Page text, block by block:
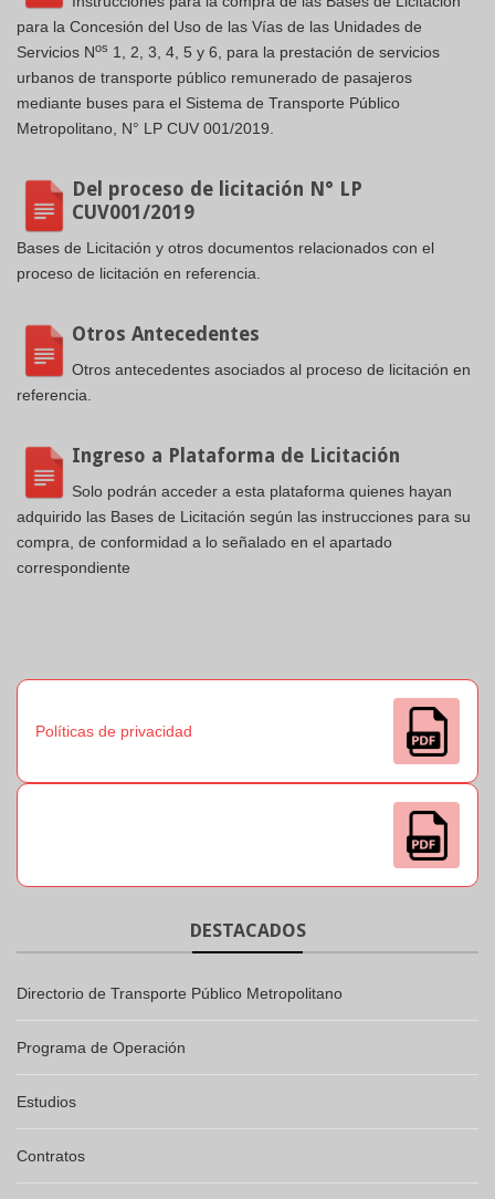
para la Concesión del Uso de las Vías de las Unidades de
Servicios Nos 1, 2, 3, 4, 5 y 6, para la prestación de servicios
urbanos de transporte público remunerado de pasajeros
mediante buses para el Sistema de Transporte Público
Metropolitano, N° LP CUV 001/2019.
Del proceso de licitación N° LP
CUV001/2019
Bases de Licitación y otros documentos relacionados con el
proceso de licitación en referencia.
Otros Antecedentes
Otros antecedentes asociados al proceso de licitación en
referencia.
Ingreso a Plataforma de Licitación
Solo podrán acceder a esta plataforma quienes hayan
adquirido las Bases de Licitación según las instrucciones para su
compra, de conformidad a lo señalado en el apartado
correspondiente
Políticas de privacidad
DESTACADOS
Directorio de Transporte Público Metropolitano
Programa de Operación
Estudios
Contratos